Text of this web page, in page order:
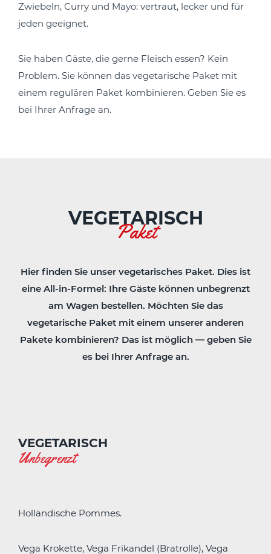
Zwiebeln, Curry und Mayo: vertraut, lecker und für
jeden geeignet.
Sie haben Gäste, die gerne Fleisch essen? Kein
Problem. Sie können das vegetarische Paket mit
einem regulären Paket kombinieren. Geben Sie es
bei Ihrer Anfrage an.
VEGETARISCH
Paket
Hier finden Sie unser vegetarisches Paket. Dies ist
eine All-in-Formel: Ihre Gäste können unbegrenzt
am Wagen bestellen. Möchten Sie das
vegetarische Paket mit einem unserer anderen
Pakete kombinieren? Das ist möglich — geben Sie
es bei Ihrer Anfrage an.
VEGETARISCH
Unbegrenzt
Holländische Pommes.
Vega Krokette, Vega Frikandel (Bratrolle), Vega